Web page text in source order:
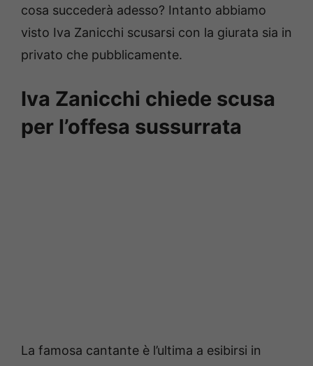
cosa succederà adesso? Intanto abbiamo
visto Iva Zanicchi scusarsi con la giurata sia in
privato che pubblicamente.
Iva Zanicchi chiede scusa
per l’offesa sussurrata
La famosa cantante è l’ultima a esibirsi in